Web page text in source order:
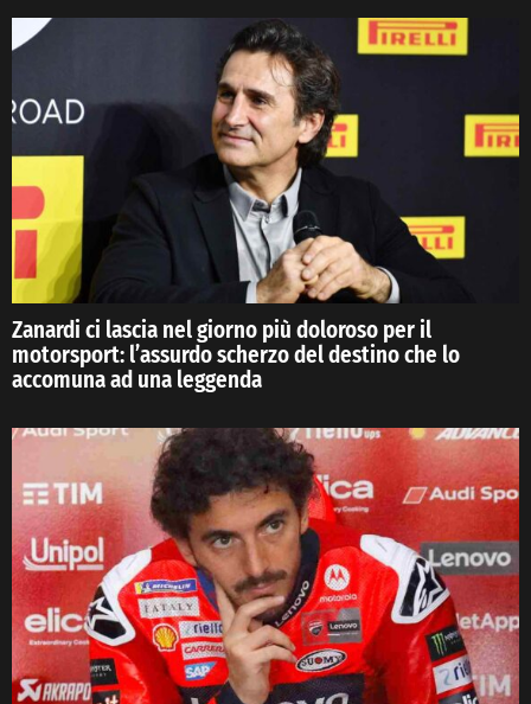
Zanardi ci lascia nel giorno più doloroso per il
motorsport: l’assurdo scherzo del destino che lo
accomuna ad una leggenda